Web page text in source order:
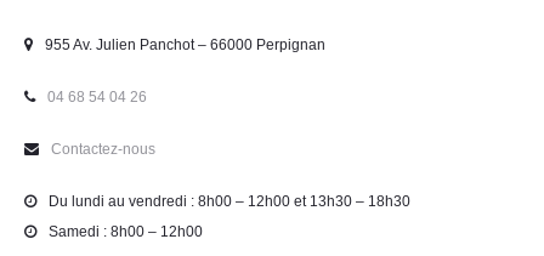
955 Av. Julien Panchot – 66000 Perpignan
04 68 54 04 26
Contactez-nous
Du lundi au vendredi : 8h00 – 12h00 et 13h30 – 18h30
Samedi : 8h00 – 12h00